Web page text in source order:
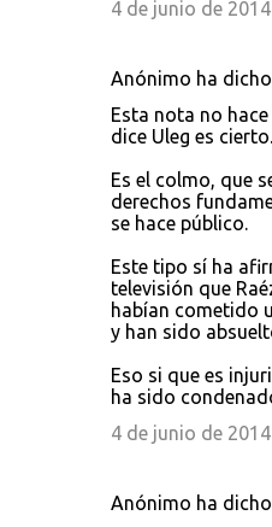
4 de junio de
Anónimo ha
Esta nota no
dice Uleg es cierto.
Es el colmo, que
derechos
se hace público.
Este tipo sí ha
televisión que
habían cometido
y han sido
Eso si que es
ha sido
4 de junio de
Anónimo ha